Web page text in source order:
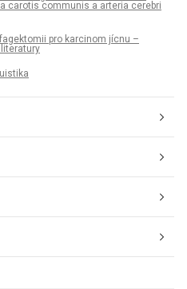
carotis communis a arteria cerebri
pro karcinom jícnu –